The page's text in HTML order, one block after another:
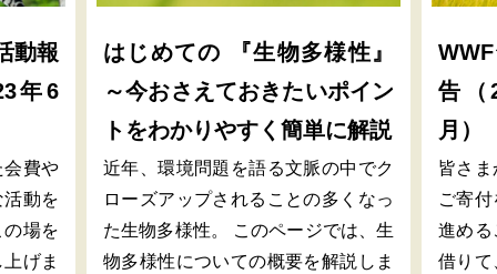
動報
年6
会費や
動を
場を
げま
はじめての 『生物多様性』
～今おさえておきたいポイン
トをわかりやすく簡単に解説
近年、環境問題を語る文脈の中でク
ローズアップされることの多くなっ
た生物多様性。 このページでは、生
物多様性についての概要を解説しま
告（
月）
皆さ
ご寄
進める
借りて